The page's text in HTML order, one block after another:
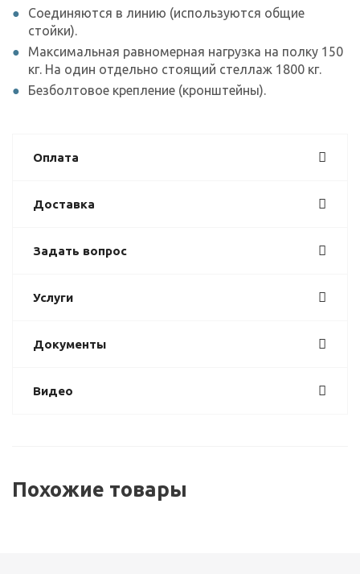
Соединяются в линию (используются общие
стойки).
Максимальная равномерная нагрузка на полку 150
кг. На один отдельно стоящий стеллаж 1800 кг.
Безболтовое крепление (кронштейны).
Оплата
Доставка
Задать вопрос
Услуги
Документы
Видео
Похожие товары